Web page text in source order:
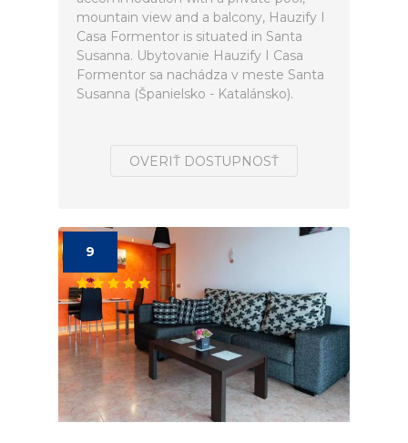
mountain view and a balcony, Hauzify I
Casa Formentor is situated in Santa
Susanna. Ubytovanie Hauzify I Casa
Formentor sa nachádza v meste Santa
Susanna (Španielsko - Katalánsko).
OVERIŤ DOSTUPNOSŤ
9